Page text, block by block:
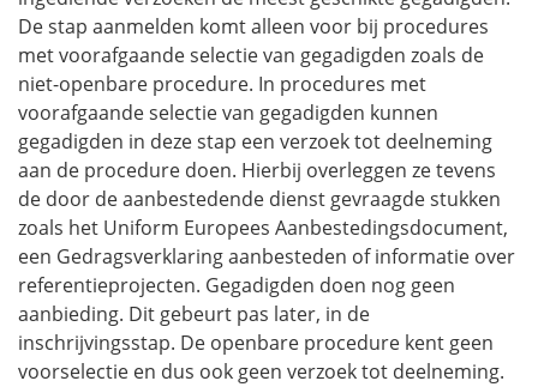
De stap aanmelden komt alleen voor bij procedures
met voorafgaande selectie van gegadigden zoals de
niet-openbare procedure. In procedures met
voorafgaande selectie van gegadigden kunnen
gegadigden in deze stap een verzoek tot deelneming
aan de procedure doen. Hierbij overleggen ze tevens
de door de aanbestedende dienst gevraagde stukken
zoals het Uniform Europees Aanbestedingsdocument,
een Gedragsverklaring aanbesteden of informatie over
referentieprojecten. Gegadigden doen nog geen
aanbieding. Dit gebeurt pas later, in de
inschrijvingsstap. De openbare procedure kent geen
voorselectie en dus ook geen verzoek tot deelneming.